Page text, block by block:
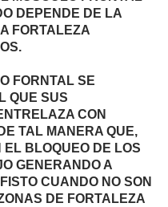
DEPENDE DE LA
FORTALEZA
FORNTAL SE
QUE SUS
CON
TAL MANERA QUE,
BLOQUEO DE LOS
GENERANDO A
CUANDO NO SON
DE FORTALEZA